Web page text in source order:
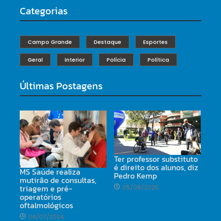
Categorias
Campo Grande Destaque Esportes
Geral Interior Polícia Política
Últimas Postagens
MS Saúde realiza
mutirão de consultas,
triagem e pré-
operatórios
oftalmológicos
04/07/2024
Ter professor substituto
é direito dos alunos, diz
Pedro Kemp
05/08/2026